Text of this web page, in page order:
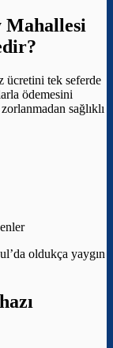
Mahallesi
ücretini tek seferde
ödemesini
sağlıklı
oldukça yaygın